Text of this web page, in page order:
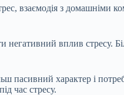
взаємодія з домашніми
негативний вплив стресу.
пасивний характер і
час стресу.